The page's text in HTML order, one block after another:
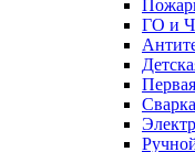
ГО и
Сварка